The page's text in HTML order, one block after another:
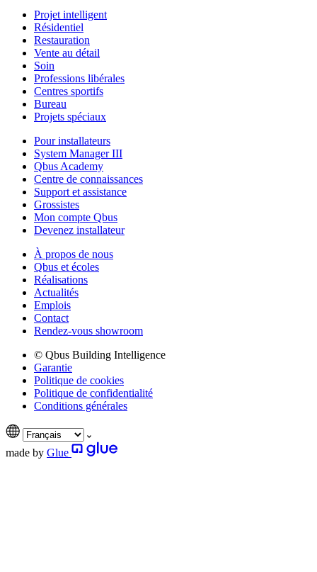
Projet intelligent
Résidentiel
Restauration
Vente au détail
Soin
Professions libérales
Centres sportifs
Bureau
Projets spéciaux
Pour installateurs
System Manager III
Qbus Academy
Centre de connaissances
Support et assistance
Grossistes
Mon compte Qbus
Devenez installateur
À propos de nous
Qbus et écoles
Réalisations
Actualités
Emplois
Contact
Rendez-vous showroom
© Qbus Building Intelligence
Garantie
Politique de cookies
Politique de confidentialité
Conditions générales
made by Glue